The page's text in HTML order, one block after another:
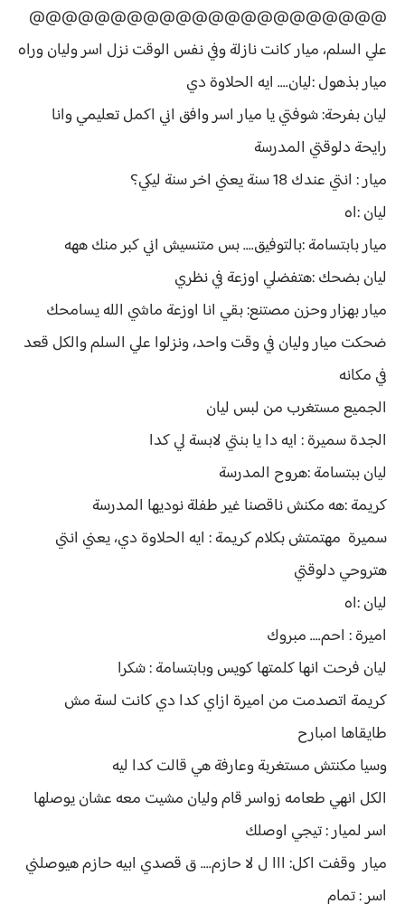
@@@@@@@@@@@@@@@@@@@@@@
علي السلم، ميار كانت نازلة وفي نفس الوقت نزل اسر وليان وراه
ميار بذهول :ليان.... ايه الحلاوة دي
ليان بفرحة: شوفتي يا ميار اسر وافق اني اكمل تعليمي وانا
رايحة دلوقتي المدرسة
ميار : انتي عندك 18 سنة يعني اخر سنة ليكي؟
ليان :اه
ميار بابتسامة :بالتوفيق.... بس متنسيش اني كبر منك ههه
ليان بضحك :هتفضلي اوزعة في نظري
ميار بهزار وحزن مصتنع: بقي انا اوزعة ماشي الله يسامحك
ضحكت ميار وليان في وقت واحد، ونزلوا علي السلم والكل قعد
في مكانه
الجميع مستغرب من لبس ليان
الجدة سميرة : ايه دا يا بنتي لابسة لي كدا
ليان ببتسامة :هروح المدرسة
كريمة :هه مكنش ناقصنا غير طفلة نوديها المدرسة
سميرة مهتمتش بكلام كريمة : ايه الحلاوة دي، يعني انتي
هتروحي دلوقتي
ليان :اه
اميرة : احم.... مبروك
ليان فرحت انها كلمتها كويس وبابتسامة : شكرا
كريمة اتصدمت من اميرة ازاي كدا دي كانت لسة مش
طايقاها امبارح
وسيا مكنتش مستغربة وعارفة هي قالت كدا ليه
الكل انهي طعامه زواسر قام وليان مشيت معه عشان يوصلها
اسر لميار : تيجي اوصلك
ميار وقفت اكل: ااا ل لا حازم.... ق قصدي ابيه حازم هيوصلني
اسر : تمام